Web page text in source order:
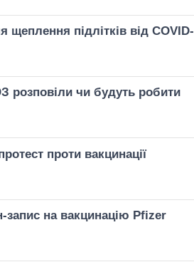
підлітків від COVID-
розповіли чи будуть робити
проти вакцинації
запис на вакцинацію Pfizer